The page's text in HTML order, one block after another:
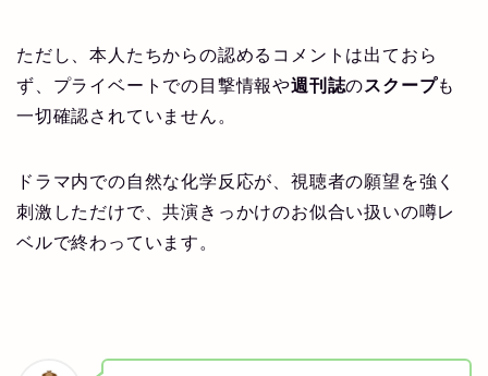
ただし、本人たちからの認めるコメントは出ておら
ず、プライベートでの目撃情報や週刊誌のスクープも
一切確認されていません。
ドラマ内での自然な化学反応が、視聴者の願望を強く
刺激しただけで、共演きっかけのお似合い扱いの噂レ
ベルで終わっています。